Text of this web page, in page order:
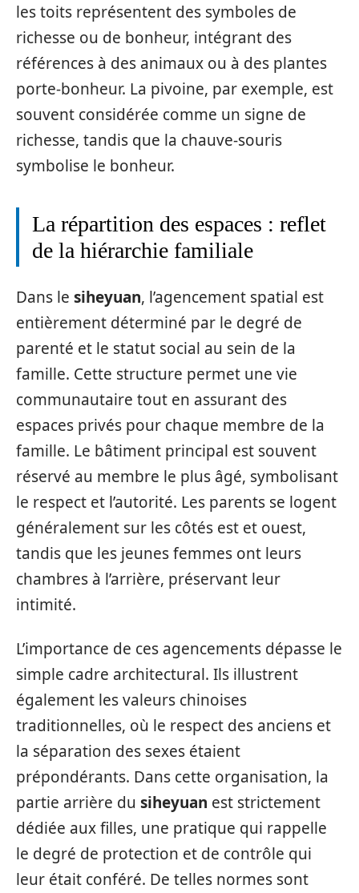
les toits représentent des symboles de
richesse ou de bonheur, intégrant des
références à des animaux ou à des plantes
porte-bonheur. La pivoine, par exemple, est
souvent considérée comme un signe de
richesse, tandis que la chauve-souris
symbolise le bonheur.
La répartition des espaces : reflet
de la hiérarchie familiale
Dans le siheyuan, l’agencement spatial est
entièrement déterminé par le degré de
parenté et le statut social au sein de la
famille. Cette structure permet une vie
communautaire tout en assurant des
espaces privés pour chaque membre de la
famille. Le bâtiment principal est souvent
réservé au membre le plus âgé, symbolisant
le respect et l’autorité. Les parents se logent
généralement sur les côtés est et ouest,
tandis que les jeunes femmes ont leurs
chambres à l’arrière, préservant leur
intimité.
L’importance de ces agencements dépasse le
simple cadre architectural. Ils illustrent
également les valeurs chinoises
traditionnelles, où le respect des anciens et
la séparation des sexes étaient
prépondérants. Dans cette organisation, la
partie arrière du siheyuan est strictement
dédiée aux filles, une pratique qui rappelle
le degré de protection et de contrôle qui
leur était conféré. De telles normes sont